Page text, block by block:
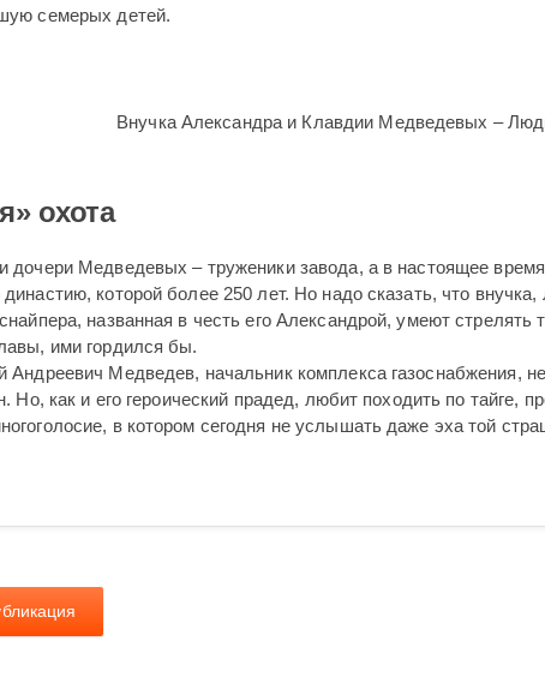
семерых детей.
Внучка Александра и Клавдии Медведевых –
охота
дочери Медведевых – труженики завода, а в настоящее
которой более 250 лет. Но надо сказать, что
названная в честь его Александрой, умеют
ими гордился бы.
Андреевич Медведев, начальник комплекса газоснабжения,
Но, как и его героический прадед, любит походить по тайге,
в котором сегодня не услышать даже эха той